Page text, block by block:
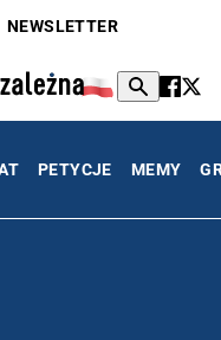
NEWSLETTER
PETYCJE MEMY